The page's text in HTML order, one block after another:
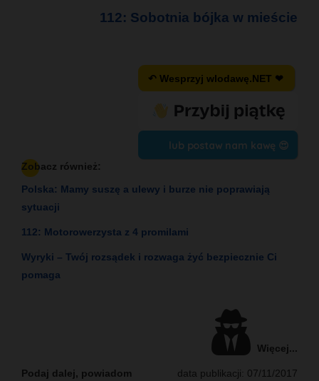
112: Sobotnia bójka w mieście
↶ Wesprzyj wlodawę.NET ❤
lub postaw nam kawę 😍
Zobacz również:
Polska: Mamy suszę a ulewy i burze nie poprawiają
sytuacji
112: Motorowerzysta z 4 promilami
Wyryki – Twój rozsądek i rozwaga żyć bezpiecznie Ci
pomaga
Więcej...
data publikacji: 07/11/2017
Podaj dalej, powiadom